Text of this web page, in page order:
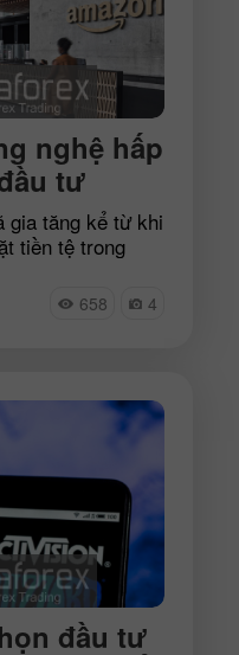
nghệ hấp
tư
gia tăng kể từ khi
tiền tệ trong
Mỹ đã kết thúc
của họ. Các
khai cảnh báo
năng sụt giảm
quý tới. Tuy
cả các công ty
nặng nề.
tên 4 colossi trên
Mỹ có thể
và thậm chí
thời điểm khó
658 4
đầu tư
Mở tài khoản
Demo
Mở